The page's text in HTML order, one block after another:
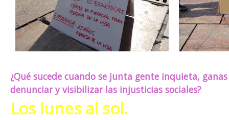
¿Qué sucede cuando se junta gente inquieta,
denunciar y visibilizar las injusticias sociales?
Los lunes al sol.